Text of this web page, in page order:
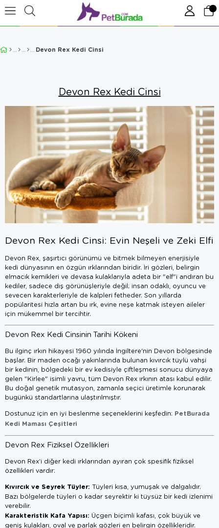
Devon Rex Kedi Cinsi
Devon Rex Kedi Cinsi
Devon Rex Kedi Cinsi: Evin Neşeli ve Zeki Elfi
Devon Rex, şaşırtıcı görünümü ve bitmek bilmeyen enerjisiyle
kedi dünyasının en özgün ırklarından biridir. İri gözleri, belirgin
elmacık kemikleri ve devasa kulaklarıyla adeta bir "elf"i andıran bu
kediler, sadece dış görünüşleriyle değil; insan odaklı, oyuncu ve
sevecen karakterleriyle de kalpleri fetheder. Son yıllarda
popülaritesi hızla artan bu ırk, evine neşe katmak isteyen aileler
için mükemmel bir tercihtir.
Devon Rex Kedi Cinsinin Tarihi Kökeni
Bu ilginç ırkın hikayesi 1960 yılında İngiltere'nin Devon bölgesinde
başlar. Bir maden ocağı yakınlarında bulunan kıvırcık tüylü vahşi
bir kedinin, bölgedeki bir ev kedisiyle çiftleşmesi sonucu dünyaya
gelen "Kirlee" isimli yavru, tüm Devon Rex ırkının atası kabul edilir.
Bu doğal genetik mutasyon, zamanla seçici üretimle korunarak
bugünkü standartlarına ulaştırılmıştır.
Dostunuz için en iyi beslenme seçeneklerini keşfedin: PetBurada
Kedi Maması Çeşitleri
Devon Rex Fiziksel Özellikleri
Devon Rex’i diğer kedi ırklarından ayıran çok spesifik fiziksel
özellikleri vardır:
Kıvırcık ve Seyrek Tüyler: Tüyleri kısa, yumuşak ve dalgalıdır.
Bazı bölgelerde tüyleri o kadar seyrektir ki tüysüz bir kedi izlenimi
verebilir.
Karakteristik Kafa Yapısı: Üçgen biçimli kafası, çok büyük ve
geniş kulakları, oval ve parlak gözleri en belirgin özellikleridir.